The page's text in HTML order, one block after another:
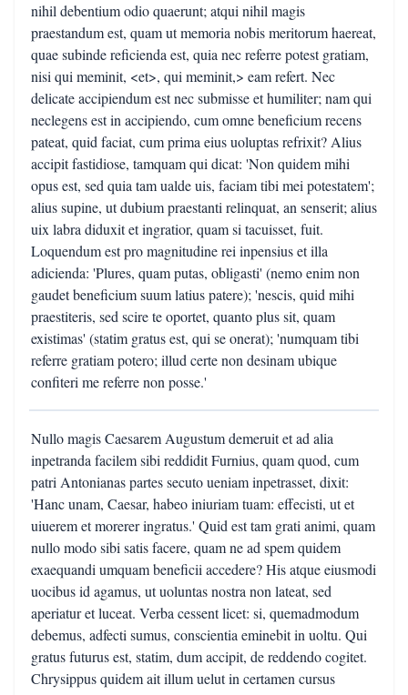
nihil debentium odio quaerunt; atqui nihil magis
praestandum est, quam ut memoria nobis meritorum haereat,
quae subinde reficienda est, quia nec referre potest gratiam,
nisi qui meminit, <et>, qui meminit,> eam refert. Nec
delicate accipiendum est nec submisse et humiliter; nam qui
neclegens est in accipiendo, cum omne beneficium recens
pateat, quid faciat, cum prima eius uoluptas refrixit? Alius
accipit fastidiose, tamquam qui dicat: 'Non quidem mihi
opus est, sed quia tam ualde uis, faciam tibi mei potestatem';
alius supine, ut dubium praestanti relinquat, an senserit; alius
uix labra diduxit et ingratior, quam si tacuisset, fuit.
Loquendum est pro magnitudine rei inpensius et illa
adicienda: 'Plures, quam putas, obligasti' (nemo enim non
gaudet beneficium suum latius patere); 'nescis, quid mihi
praestiteris, sed scire te oportet, quanto plus sit, quam
existimas' (statim gratus est, qui se onerat); 'numquam tibi
referre gratiam potero; illud certe non desinam ubique
confiteri me referre non posse.'
Nullo magis Caesarem Augustum demeruit et ad alia
inpetranda facilem sibi reddidit Furnius, quam quod, cum
patri Antonianas partes secuto ueniam inpetrasset, dixit:
'Hanc unam, Caesar, habeo iniuriam tuam: effecisti, ut et
uiuerem et morerer ingratus.' Quid est tam grati animi, quam
nullo modo sibi satis facere, quam ne ad spem quidem
exaequandi umquam beneficii accedere? His atque eiusmodi
uocibus id agamus, ut uoluntas nostra non lateat, sed
aperiatur et luceat. Verba cessent licet: si, quemadmodum
debemus, adfecti sumus, conscientia eminebit in uoltu. Qui
gratus futurus est, statim, dum accipit, de reddendo cogitet.
Chrysippus quidem ait illum uelut in certamen cursus